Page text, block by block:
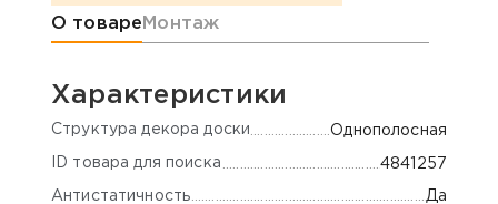
Информация о товаре
О товаре Монтаж
Характеристики
Cтруктура декора доски Однополосная
ID товара для поиска 4841257
Антистатичность Да